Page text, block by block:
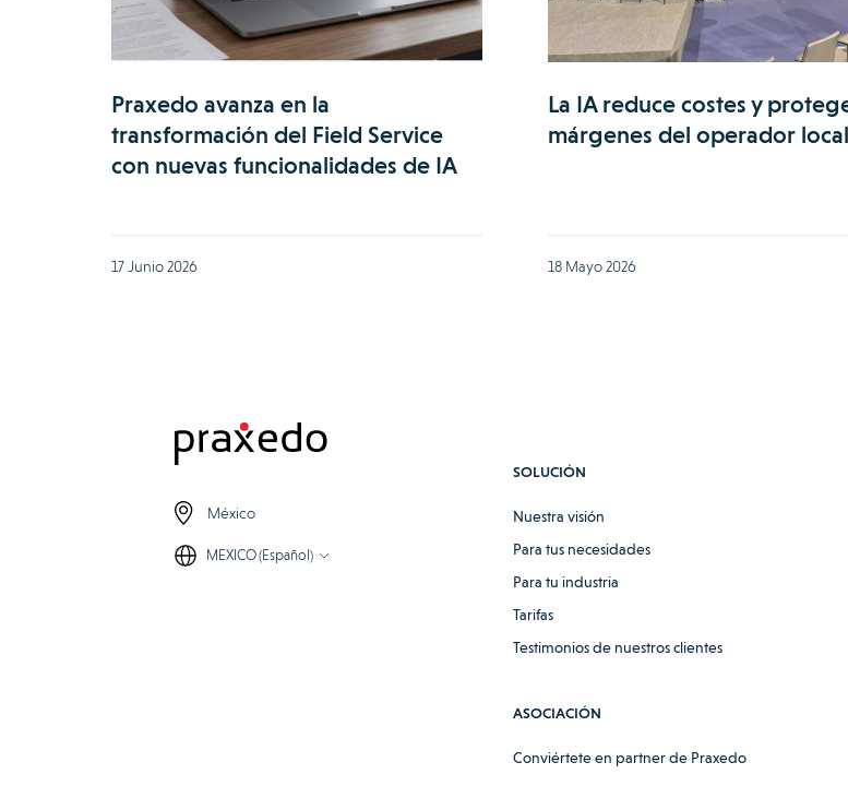
Praxedo avanza en la
transformación del Field Service
con nuevas funcionalidades de IA
17 Junio 2026
La IA reduce costes y
márgenes del operador local
18 Mayo 2026
México
MEXICO (Español)
SOLUCIÓN
Nuestra visión
Para tus necesidades
Para tu industria
Tarifas
Testimonios de nuestros clientes
ASOCIACIÓN
Conviértete en partner de Praxedo